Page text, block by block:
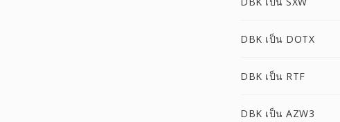
DBK เป็น DOTX
DBK เป็น RTF
DBK เป็น AZW3